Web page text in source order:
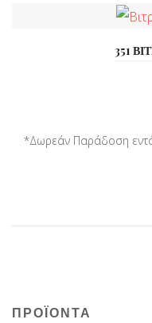
351
*Δωρεάν Παράδοση
ΠΡΟΪΟΝΤΑ